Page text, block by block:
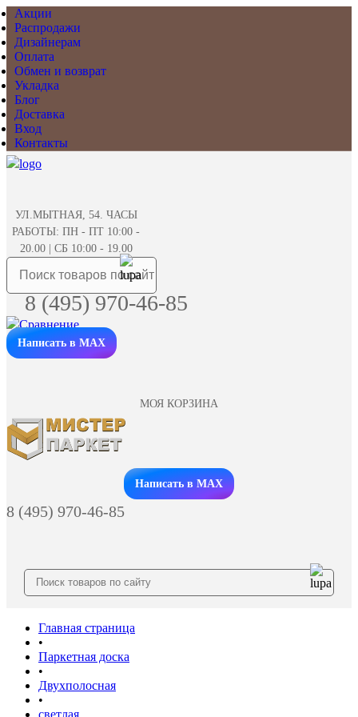
Акции
Распродажи
Дизайнерам
Оплата
Обмен и возврат
Укладка
Блог
Доставка
Вход
Контакты
УЛ.МЫТНАЯ, 54. ЧАСЫ
РАБОТЫ: ПН - ПТ 10:00 -
20.00 | СБ 10:00 - 19.00
8 (495) 970-46-85
Написать в MAX
МОЯ КОРЗИНА
Заказать звонок
Написать в MAX
8 (495) 970-46-85
Главная страница
•
Паркетная доска
•
Двухполосная
•
светлая